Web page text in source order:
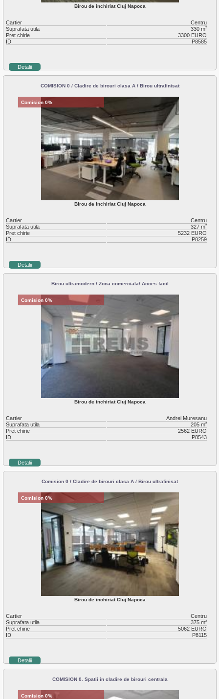
Birou de inchiriat Cluj Napoca
Cartier
Centru
Suprafata utila
330 m2
Pret chirie
3300 EURO
ID
P8585
Detalii
COMISION 0 / Cladire de birouri clasa A / Birou ultrafinisat
Comision 0%
Birou de inchiriat Cluj Napoca
Cartier
Centru
Suprafata utila
327 m2
Pret chirie
5232 EURO
ID
P8259
Detalii
Birou ultramodern / Zona comerciala/ Acces facil
Comision 0%
Birou de inchiriat Cluj Napoca
Cartier
Andrei Muresanu
Suprafata utila
205 m2
Pret chirie
2562 EURO
ID
P8543
Detalii
Comision 0 / Cladire de birouri clasa A / Birou ultrafinisat
Comision 0%
Birou de inchiriat Cluj Napoca
Cartier
Centru
Suprafata utila
375 m2
Pret chirie
5062 EURO
ID
P8115
Detalii
COMISION 0. Spatii in cladire de birouri centrala
Comision 0%